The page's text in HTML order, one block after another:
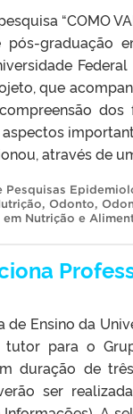
“COMO
pós-graduação
que
através de
Pesquisas
, Odonto,
em Nutrição e
de Ensino da
para o
duração de
ser